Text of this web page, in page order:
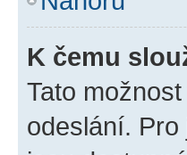
K čemu
Tato
odeslání.